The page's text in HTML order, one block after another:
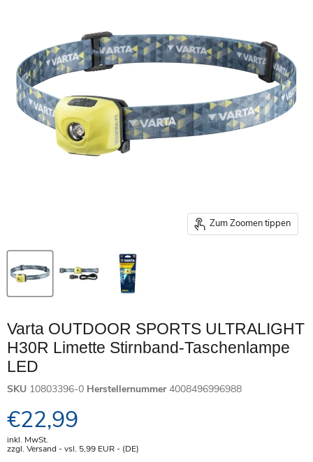
Zum Zoomen tippen
Varta OUTDOOR SPORTS ULTRALIGHT
H30R Limette Stirnband-Taschenlampe
LED
SKU 10803396-0 Herstellernummer 4008496996988
Aktueller Preis
€22,99
inkl. MwSt.
zzgl. Versand - vsl. 5,99 EUR- (DE)